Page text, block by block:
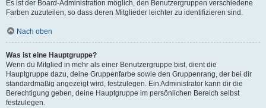
Es ist der Board-Administration möglich, den Benutzergruppen verschiedene
Farben zuzuteilen, so dass deren Mitglieder leichter zu identifizieren sind.
Nach oben
Was ist eine Hauptgruppe?
Wenn du Mitglied in mehr als einer Benutzergruppe bist, dient die
Hauptgruppe dazu, deine Gruppenfarbe sowie den Gruppenrang, der bei dir
standardmäßig angezeigt wird, festzulegen. Ein Administrator kann dir die
Berechtigung geben, deine Hauptgruppe im persönlichen Bereich selbst
festzulegen.